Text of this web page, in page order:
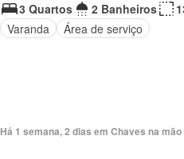
3 Quartos
2 Banheiros
Varanda
Área de serviço
Há 1 semana, 2 dias em Chaves na mão